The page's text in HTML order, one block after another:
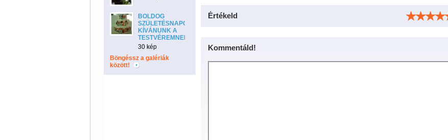
BOLDOG
SZÜLETÉSNAPOT
KÍVÁNUNK A
TESTVÉREMNEK!
30 kép
Böngéssz a galériák
között!
Értékeld
Kommentáld!